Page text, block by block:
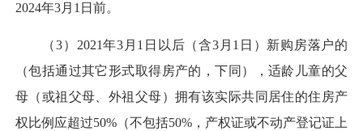
2024年3月1日前。
（3）2021年3月1日以后（含3月1日）新购房落户的
（包括通过其它形式取得房产的，下同），适龄儿童的父
母（或祖父母、外祖父母）拥有该实际共同居住的住房产
权比例应超过50%（不包括50%，产权证或不动产登记证上